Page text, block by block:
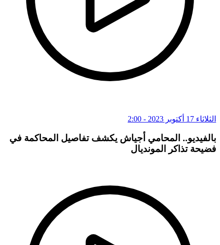
الثلاثاء 17 أكتوبر 2023 - 2:00
بالفيديو.. المحامي أجياش يكشف تفاصيل المحاكمة في
فضيحة تذاكر المونديال